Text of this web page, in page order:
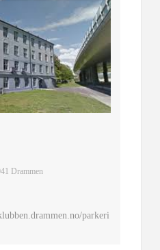
Drammen
parkeri